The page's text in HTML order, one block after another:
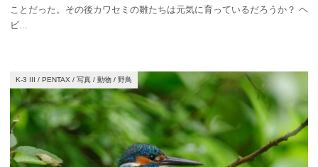
ことだった。その後カワセミの雛たちは元気に育っているだろうか？ ヘ
ビ...
K-3 III / PENTAX / 写真 / 動物 / 野鳥